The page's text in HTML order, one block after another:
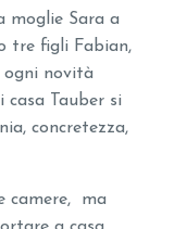
moglie Sara a
tre figli Fabian,
ogni novità
Tauber si
concretezza,
camere, ma